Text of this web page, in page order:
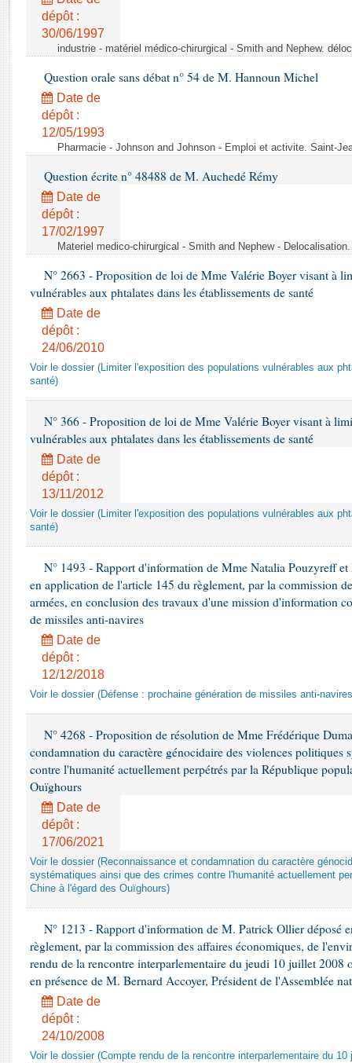
Rapports d'enquête
Rapports législatifs
Dossiers législatifs
Budget et sécurité sociale
Questions écrites et orales
dépôt :
30/06/1997
industrie - matériel médico-chirurgical - Smith and Nephew.
Question orale sans débat n° 54 de M. Hannoun Michel
Date de
dépôt :
12/05/1993
Pharmacie - Johnson and Johnson - Emploi et activite. Saint-
Question écrite n° 48488 de M. Auchedé Rémy
Date de
dépôt :
17/02/1997
Materiel medico-chirurgical - Smith and Nephew -
N° 2663 - Proposition de loi de Mme Valérie Boyer visant à
vulnérables aux phtalates dans les établissements de santé
Date de
dépôt :
24/06/2010
Voir le dossier (Limiter l'exposition des populations vulnérables aux
santé)
N° 366 - Proposition de loi de Mme Valérie Boyer visant à
vulnérables aux phtalates dans les établissements de santé
Date de
dépôt :
13/11/2012
Voir le dossier (Limiter l'exposition des populations vulnérables aux
santé)
N° 1493 - Rapport d'information de Mme Natalia Pouzyreff
en application de l'article 145 du règlement, par la commission
armées, en conclusion des travaux d'une mission d'information
de missiles anti-navires
Date de
dépôt :
12/12/2018
Voir le dossier (Défense : prochaine génération de missiles anti-
N° 4268 - Proposition de résolution de Mme Frédérique
condamnation du caractère génocidaire des violences politiques
contre l'humanité actuellement perpétrés par la République
Ouïghours
Date de
dépôt :
17/06/2021
Voir le dossier (Reconnaissance et condamnation du caractère
systématiques ainsi que des crimes contre l'humanité actuellement
Chine à l'égard des Ouïghours)
N° 1213 - Rapport d'information de M. Patrick Ollier déposé
règlement, par la commission des affaires économiques, de
rendu de la rencontre interparlementaire du jeudi 10 juillet 2008
en présence de M. Bernard Accoyer, Président de l'Assemblée
Date de
dépôt :
24/10/2008
Voir le dossier (Compte rendu de la rencontre interparlementaire du